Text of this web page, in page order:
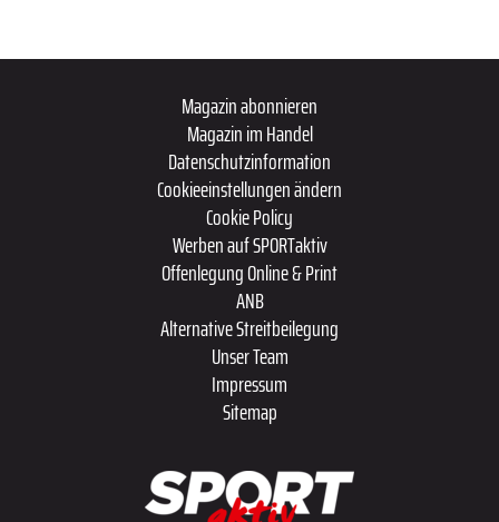
Magazin abonnieren
Magazin im Handel
Datenschutzinformation
Cookieeinstellungen ändern
Cookie Policy
Werben auf SPORTaktiv
Offenlegung Online & Print
ANB
Alternative Streitbeilegung
Unser Team
Impressum
Sitemap